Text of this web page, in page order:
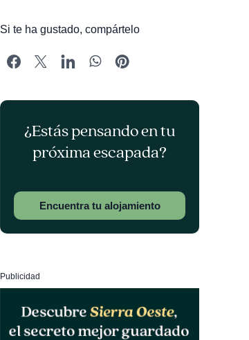
Si te ha gustado, compártelo
¿Estás pensando en tu
próxima escapada?
Encuentra tu alojamiento
Publicidad